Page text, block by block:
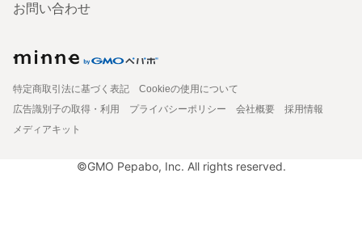
お問い合わせ
特定商取引法に基づく表記
Cookieの使用について
広告識別子の取得・利用
プライバシーポリシー 会社概要
採用情報
メディアキット
©GMO Pepabo, Inc. All rights reserved.